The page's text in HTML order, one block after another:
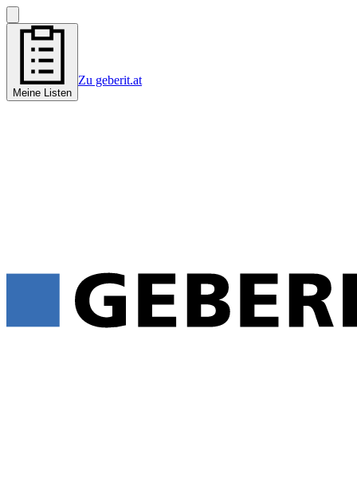
Meine Listen
Zu geberit.at